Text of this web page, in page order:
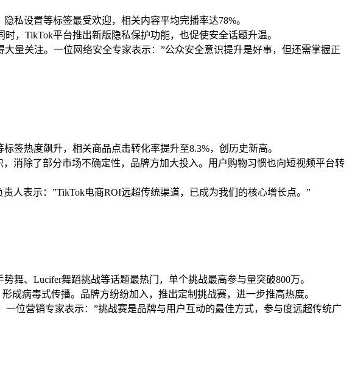
私设置等标签最受欢迎，相关内容平均完播率达78%。
，TikTok平台推出新版隐私保护功能，也促使安全话题升温。
量关注。一位网络安全专家表示：”公众安全意识提升是好事，但还需掌握正
签热度飙升，相关商品点击转化率提升至8.3%，创历史新高。
消除了部分市场不确定性，品牌方加大投入。用户购物习惯也向短视频平台转
人表示：”TikTok电商ROI远超传统渠道，已成为我们的核心增长点。”
舞、Lucifer舞蹈挑战等话题最热门，单个挑战最高参与量突破800万。
病毒式传播。品牌方纷纷加入，推出定制挑战赛，进一步推高热度。
位营销专家表示：”挑战赛是品牌与用户互动的最佳方式，参与度远超传统广